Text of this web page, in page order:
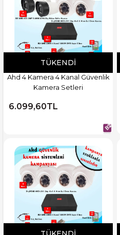
TÜKENDI
Ahd 4 Kamera 4 Kanal Güvenlik
Kamera Setleri
6.099,60TL